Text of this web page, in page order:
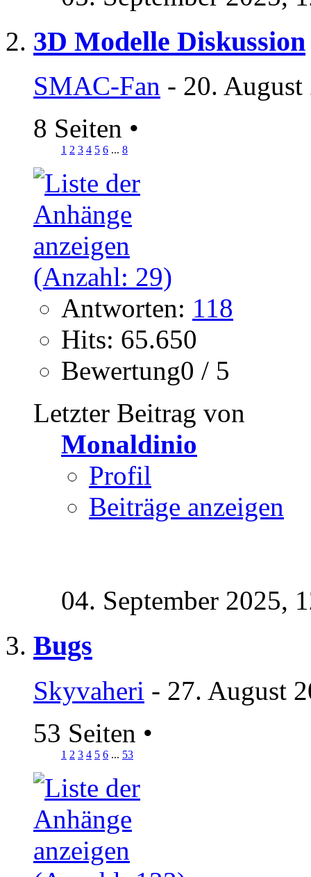
3D Modelle Diskussion
SMAC-Fan - 20.
8 Seiten •
1 2 3 4 5 6 ... 8
Antworten: 118
Hits: 65.650
Bewertung0 / 5
Letzter Beitrag von
Monaldinio
Profil
Beiträge anzeigen
04. September 2025,
Bugs
Skyvaheri - 27. August
53 Seiten •
1 2 3 4 5 6 ... 53